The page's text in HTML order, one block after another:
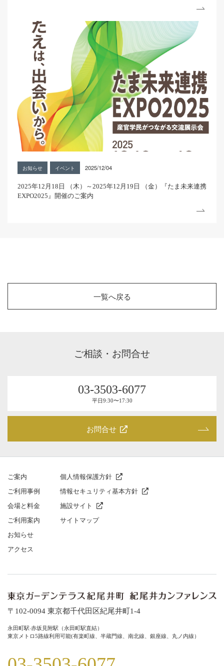
お知らせ イベント 2025/12/04
2025年12月18日 （木）～2025年12月19日 （金）『たま未来連携
EXPO2025』開催のご案内
一覧へ戻る
ご相談・お問合せ
03-3503-6077
平⽇9:30〜17:30
お問合せ
ご案内
ご利⽤事例
会場と料⾦
ご利⽤案内
お知らせ
アクセス
個人情報保護方針
情報セキュリティ基本方針
施設サイト
サイトマップ
〒102-0094 東京都千代⽥区紀尾井町1-4
永⽥町駅‧⾚坂⾒附駅（永⽥町駅直結）
東京メトロ5路線利⽤可能(有楽町線、半蔵⾨線、南北線、銀座線、丸ノ内線）